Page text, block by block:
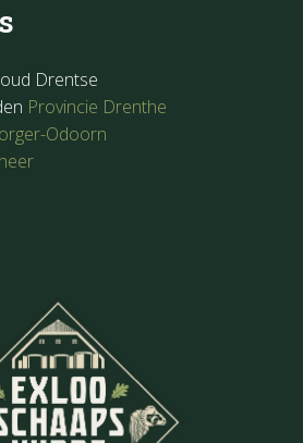
Drentse
Provincie Drenthe
Odoorn